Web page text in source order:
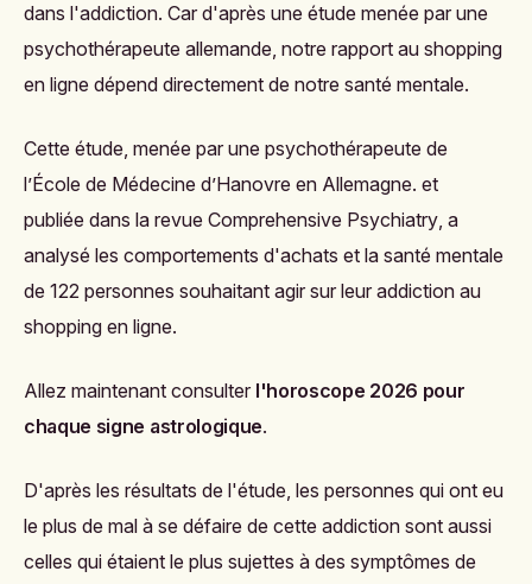
dans l'addiction. Car d'après une étude menée par une
psychothérapeute allemande, notre rapport au shopping
en ligne dépend directement de notre santé mentale.
Cette étude, menée par une psychothérapeute de
l’École de Médecine d’Hanovre en Allemagne. et
publiée dans la revue Comprehensive Psychiatry, a
analysé les comportements d'achats et la santé mentale
de 122 personnes souhaitant agir sur leur addiction au
shopping en ligne.
Allez maintenant consulter l'horoscope 2026 pour
chaque signe astrologique.
D'après les résultats de l'étude, les personnes qui ont eu
le plus de mal à se défaire de cette addiction sont aussi
celles qui étaient le plus sujettes à des symptômes de